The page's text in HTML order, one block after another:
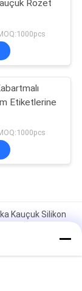
Rozet
Etiketlerine
Kauçuk Silikon
Yamalar
Silikon 3D